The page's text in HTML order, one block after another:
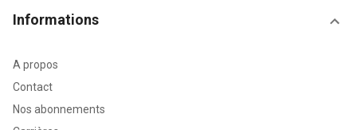
Informations
A propos
Contact
Nos abonnements